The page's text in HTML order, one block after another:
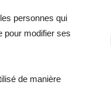
personnes qui
pour modifier ses
de manière